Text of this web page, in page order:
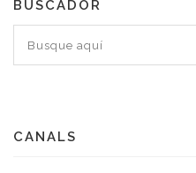
BUSCADOR
CANALS